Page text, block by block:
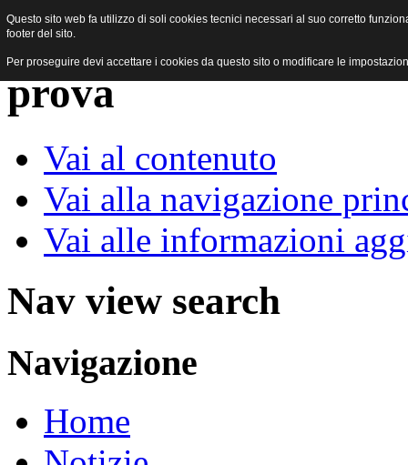
Vai al contenuto
Vai alla navigazione
Vai alle informazioni
Nav view search
Navigazione
Home
Questo sito web fa utilizzo di soli cookies tecnici necessari al suo corretto
footer del sito.
Per proseguire devi accettare i cookies da questo sito o modificare le